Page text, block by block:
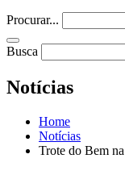
Procurar...
Busca
Notícias
Home
Notícias
Trote do Bem